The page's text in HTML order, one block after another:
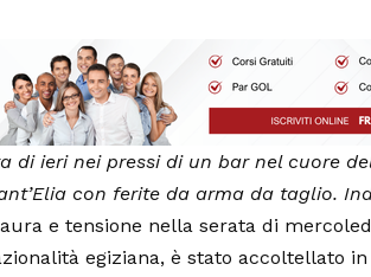
di ieri nei pressi di un bar nel cuore
con ferite da arma da taglio.
e tensione nella serata di
egiziana, è stato accoltellato